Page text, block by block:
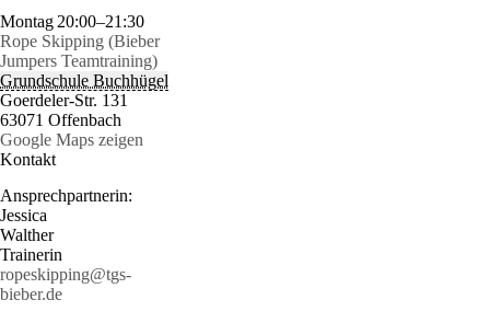
Montag 20:00–21:30
Rope Skipping (Bieber
Jumpers Teamtraining)
Grundschule Buchhügel
Goerdeler-Str. 131
63071 Offenbach
Google Maps zeigen
Kontakt
Ansprechpartnerin:
Jessica
Walther
Trainerin
ropeskipping@tgs-
bieber.de